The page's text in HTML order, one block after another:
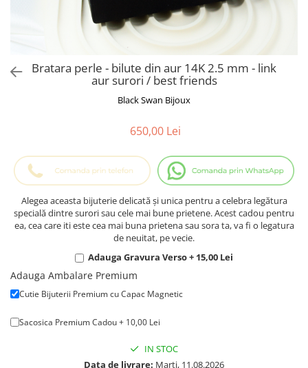
Cadouri pentru Absolvire
Cadou Educatoare / Invatatoare /
Cadouri Cupluri
Bijuterii Profesii
Bijuterii Pasiuni & Hobby
Bijuterii cu mesaj Motivational
Bijuterii personalizate cu poza
Bratara perle - bilute din aur 14K 2.5 mm - link
aur surori / best friends
Black Swan Bijoux
650,00 Lei
Alegea aceasta bijuterie delicată și unica pentru a celebra legătura
specială dintre surori sau cele mai bune prietene. Acest cadou pentru
ea, cea care iti este cea mai buna prietena sau sora ta, va fi o legatura
de neuitat, pe vecie.
Adauga Gravura Verso + 15,00 Lei
Adauga Ambalare Premium
Cutie Bijuterii Premium cu Capac Magnetic
Sacosica Premium Cadou + 10,00 Lei
IN STOC
Data de livrare: Marti, 11.08.2026